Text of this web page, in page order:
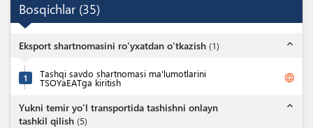
Bosqichlar (35)
Eksport shartnomasini ro'yxatdan o'tkazish (1) expand_less
1 Tashqi savdo shartnomasi ma'lumotlarini
TSOYaEATga kiritish language
Yukni temir yo'l transportida tashishni onlayn
tashkil qilish (5)
expand_less